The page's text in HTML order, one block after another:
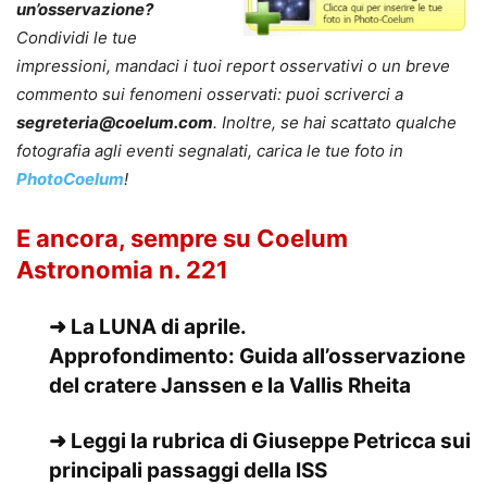
un’osservazione?
Condividi le tue
impressioni, mandaci i tuoi report osservativi o un breve
commento sui fenomeni osservati: puoi scriverci a
segreteria@coelum.com. Inoltre, se hai scattato qualche
fotografia agli eventi segnalati, carica le tue foto in
PhotoCoelum!
E ancora, sempre su Coelum
Astronomia n. 221
➜ La LUNA di aprile.
Approfondimento: Guida all’osservazione
del cratere Janssen e la Vallis Rheita
➜ Leggi la rubrica di Giuseppe Petricca sui
principali passaggi della ISS